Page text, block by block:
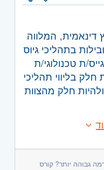
דינאמית, המלווה
בתהליכי גיוס
ת טכנולוגי/ת
בליווי תהליכי
חלק מהצוות
בהתאם לדרישות
משמעותי.
ההתנהגות,
גבוהה יותר? קורס